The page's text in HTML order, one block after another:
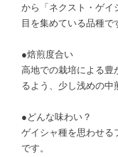
から「ネクスト・ゲイ
目を集めている品種で
●焙煎度合い
高地での栽培による豊
るよう、少し浅めの中
●どんな味わい？
ゲイシャ種を思わせる
です。